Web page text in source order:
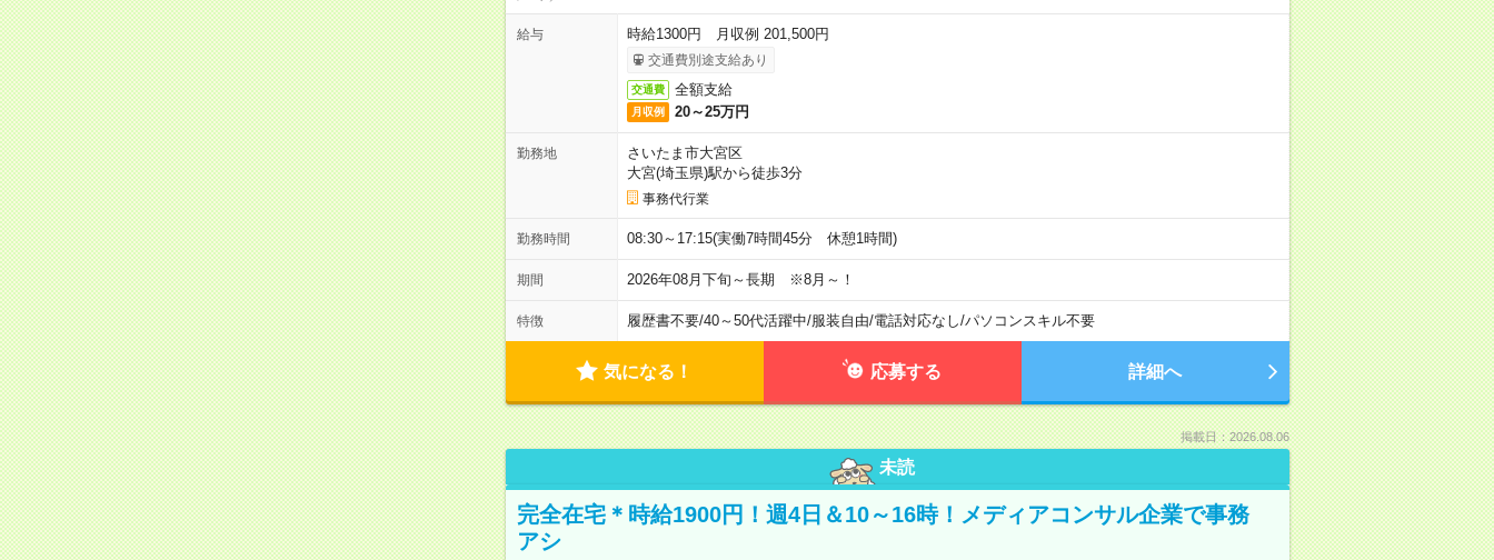
給与 時給1300円 月収例 201,500円
交通費別途支給あり
交通費 全額支給
月収例 20～25万円
勤務地
さいたま市大宮区
大宮(埼玉県)駅から徒歩3分
事務代行業
勤務時間 08:30～17:15(実働7時間45分 休憩1時間)
期間 2026年08月下旬～長期 ※8月～！
特徴 履歴書不要/40～50代活躍中/服装自由/電話対応なし/パソコンスキル不要
気になる！ 応募する 詳細へ
掲載日：2026.08.06
未読
完全在宅＊時給1900円！週4日＆10～16時！メディアコンサル企業で事務
アシ